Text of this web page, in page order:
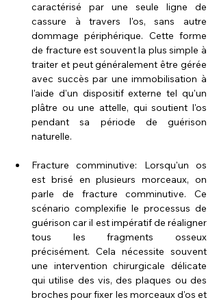
caractérisé par une seule ligne de
cassure à travers l'os, sans autre
dommage périphérique. Cette forme
de fracture est souvent la plus simple à
traiter et peut généralement être gérée
avec succès par une immobilisation à
l'aide d'un dispositif externe tel qu'un
plâtre ou une attelle, qui soutient l'os
pendant sa période de guérison
naturelle.
Fracture comminutive: Lorsqu'un os
est brisé en plusieurs morceaux, on
parle de fracture comminutive. Ce
scénario complexifie le processus de
guérison car il est impératif de réaligner
tous les fragments osseux
précisément. Cela nécessite souvent
une intervention chirurgicale délicate
qui utilise des vis, des plaques ou des
broches pour fixer les morceaux d'os et